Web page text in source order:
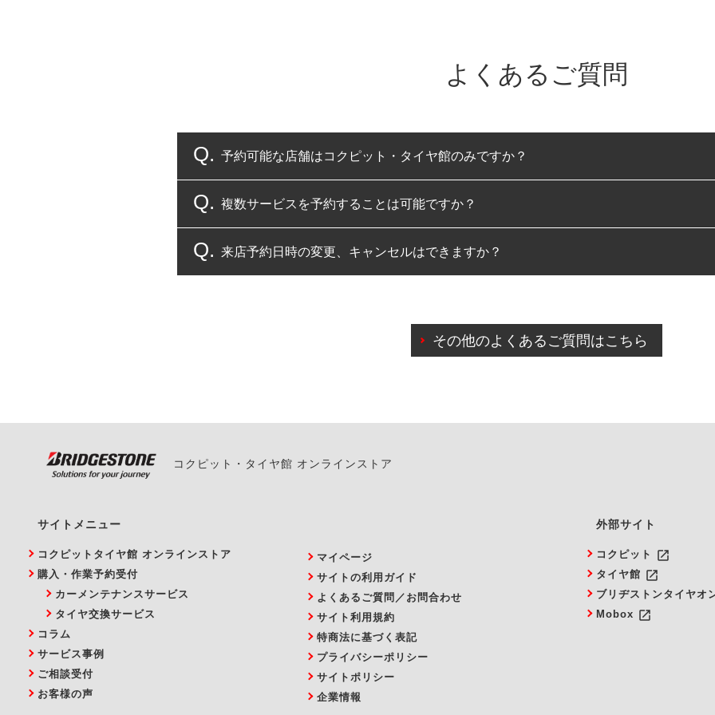
よくあるご質問
予約可能な店舗はコクピット・タイヤ館のみですか？
コクピット・タイヤ館のみとなります。
複数サービスを予約することは可能ですか？
複数サービスのご予約は可能です。
来店予約日時の変更、キャンセルはできますか？
また、やむを得ない事由によりご予約のキャンセルをご希望の際は、直接ご予約いた
その他のよくあるご質問はこちら
コクピット・タイヤ館 オンラインストア
サイトメニュー
コクピットタイヤ館 オンラインストア
購入・作業予約受付
カーメンテナンスサービス
タイヤ交換サービス
コラム
サービス事例
ご相談受付
お客様の声
マイページ
サイトの利用ガイド
よくあるご質問／お問合わせ
サイト利用規約
特商法に基づく表記
プライバシーポリシー
サイトポリシー
企業情報
外部サイト
コクピット launch
タイヤ館 launch
ブリヂストンタイヤオ
Mobox launch